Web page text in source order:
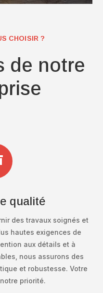
CHOISIR ?
de notre
qualité
des travaux soignés et
hautes exigences de
aux détails et à
nous assurons des
et robustesse. Votre
priorité.